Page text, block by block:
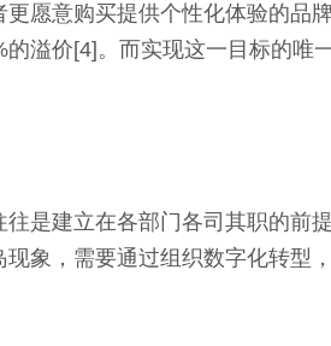
愿意购买提供个性化体验的品
溢价[4]。而实现这一目标的唯
是建立在各部门各司其职的前
象，需要通过组织数字化转型